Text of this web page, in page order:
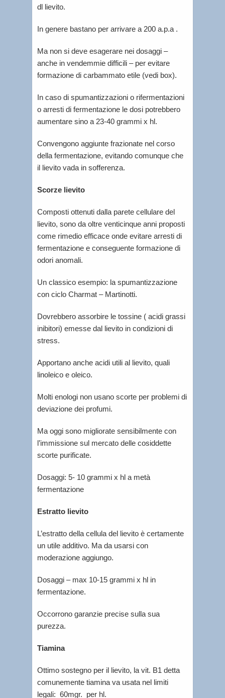
dl lievito.
In genere bastano per arrivare a 200 a.p.a .
Ma non si deve esagerare nei dosaggi –
anche in vendemmie difficili – per evitare
formazione di carbammato etile (vedi box).
In caso di spumantizzazioni o rifermentazioni
o arresti di fermentazione le dosi potrebbero
aumentare sino a 23-40 grammi x hl.
Convengono aggiunte frazionate nel corso
della fermentazione, evitando comunque che
il lievito vada in sofferenza.
Scorze lievito
Composti ottenuti dalla parete cellulare del
lievito, sono da oltre venticinque anni proposti
come rimedio efficace onde evitare arresti di
fermentazione e conseguente formazione di
odori anomali.
Un classico esempio: la spumantizzazione
con ciclo Charmat – Martinotti.
Dovrebbero assorbire le tossine ( acidi grassi
inibitori) emesse dal lievito in condizioni di
stress.
Apportano anche acidi utili al lievito, quali
linoleico e oleico.
Molti enologi non usano scorte per problemi di
deviazione dei profumi.
Ma oggi sono migliorate sensibilmente con
l’immissione sul mercato delle cosiddette
scorte purificate.
Dosaggi: 5- 10 grammi x hl a metà
fermentazione
Estratto lievito
L’estratto della cellula del lievito è certamente
un utile additivo. Ma da usarsi con
moderazione aggiungo.
Dosaggi – max 10-15 grammi x hl in
fermentazione.
Occorrono garanzie precise sulla sua
purezza.
Tiamina
Ottimo sostegno per il lievito, la vit. B1 detta
comunemente tiamina va usata nel limiti
legali: 60mgr. per hl.